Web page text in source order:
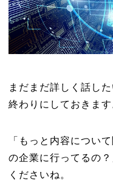
まだまだ詳しく話し
終わりにしておきます
「もっと内容につい
の企業に行ってるの
くださいね。